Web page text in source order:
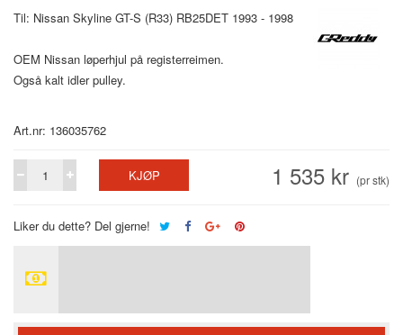
Til: Nissan Skyline GT-S (R33) RB25DET 1993 - 1998
OEM Nissan løperhjul på registerreimen.
Også kalt idler pulley.
Art.nr: 136035762
1 535 kr (pr stk)
KJØP
Liker du dette? Del gjerne!